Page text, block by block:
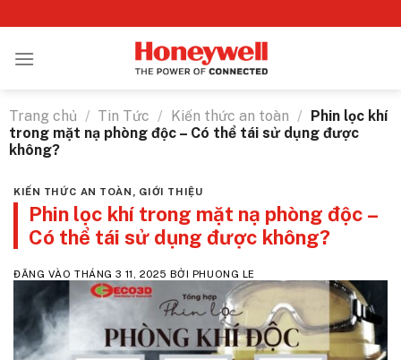
qua
nội
Trang chủ / Tin Tức / Kiến thức an toàn / Phin lọc khí
trong mặt nạ phòng độc – Có thể tái sử dụng được
không?
KIẾN THỨC AN TOÀN , GIỚI THIỆU
Phin lọc khí trong mặt nạ phòng độc –
Có thể tái sử dụng được không?
ĐĂNG VÀOTHÁNG 3 11, 2025 BỞI PHUONG LE